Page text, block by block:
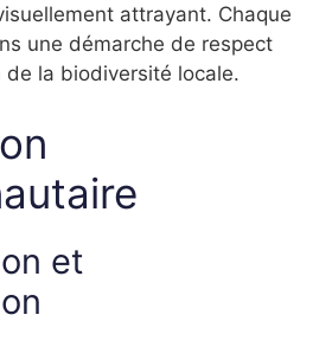
attrayant. Chaque
une démarche de respect
la biodiversité locale.
et